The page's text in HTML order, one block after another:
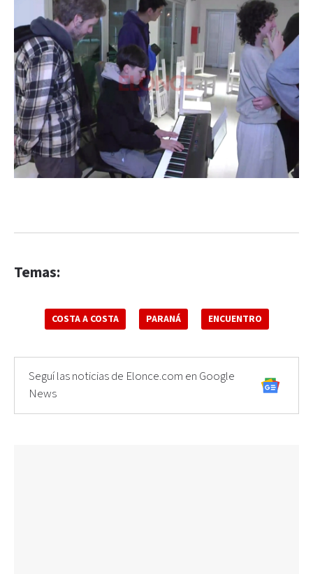
Temas:
COSTA A COSTA PARANÁ ENCUENTRO
Seguí las noticias de Elonce.com en Google
News